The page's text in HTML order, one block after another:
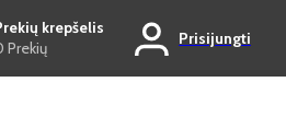
krepšelis
Prekių
Prisijungti